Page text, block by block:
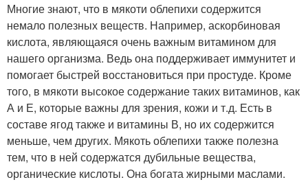
Многие знают, что в мякоти облепихи содержится
немало полезных веществ. Например, аскорбиновая
кислота, являющаяся очень важным витамином для
нашего организма. Ведь она поддерживает иммунитет и
помогает быстрей восстановиться при простуде. Кроме
того, в мякоти высокое содержание таких витаминов, как
А и Е, которые важны для зрения, кожи и т.д. Есть в
составе ягод также и витамины В, но их содержится
меньше, чем других. Мякоть облепихи также полезна
тем, что в ней содержатся дубильные вещества,
органические кислоты. Она богата жирными маслами.